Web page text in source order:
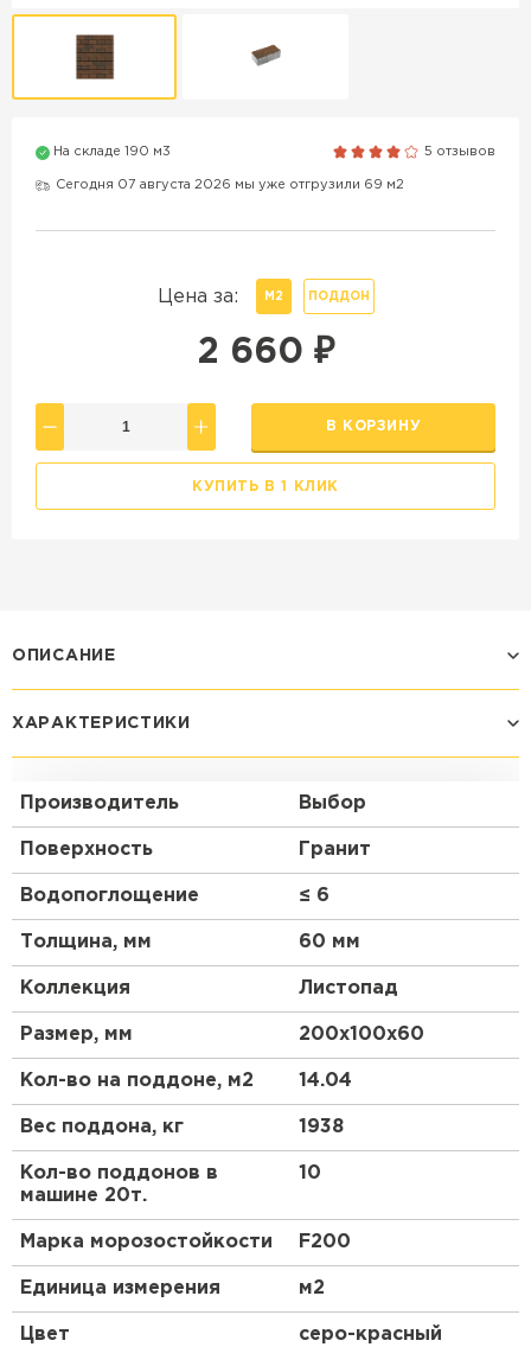
На складе 190 м3 5 отзывов
Сегодня 07 августа 2026 мы уже отгрузили 69 м2
Цена за: М2 ПОДДОН
2 660 ₽
В КОРЗИНУ
КУПИТЬ В 1 КЛИК
ОПИСАНИЕ
ХАРАКТЕРИСТИКИ
Производитель Выбор
Поверхность Гранит
Водопоглощение ≤ 6
Толщина, мм 60 мм
Коллекция Листопад
Размер, мм 200х100х60
Кол-во на поддоне, м2 14.04
Вес поддона, кг 1938
Кол-во поддонов в
машине 20т.
10
Марка морозостойкости F200
Единица измерения м2
Цвет серо-красный
ПОКАЗАТЬ БОЛЬШЕ
ВСЕ ПРОИЗВОДИТЕЛИ